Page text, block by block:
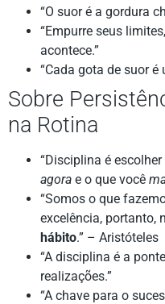
“O suor é a gordura
“Empurre seus
acontece.”
“Cada gota de suor é
Sobre
na Rotina
“Disciplina é
agora e o que você
“Somos o que
excelência, portanto,
hábito.” – Aristóteles
“A disciplina é a
realizações.”
“A chave para o